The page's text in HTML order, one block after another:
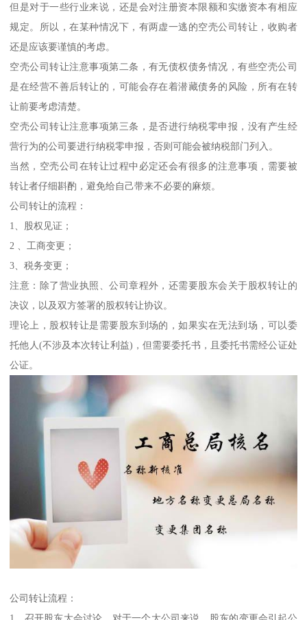
但是对于一些行业来说，还是会对注册资本限额和实缴资本有相应
规定。所以，在某种情况下，有两虚一逃的空壳公司转让，收购者
还是应该要谨慎的考虑。
空壳公司转让注意事项第二条，有无债权债务情况，有些空壳公司
是在经营不善后转让的，可能会存在着潜藏债务的风险，所有在转
让前要考虑清楚。
空壳公司转让注意事项第三条，是否进行纳税零申报，没有产生经
营行为的公司要进行纳税零申报，否则可能会被纳税部门列入。
当然，空壳公司在转让过程中必定还会有很多的注意事项，需要被
转让者仔细斟酌，避免给自己带来不必要的麻烦。
公司转让的流程：
1、股权见证；
2 、工商变更；
3、税务变更；
注意：除了营业执照、公司章程外，还需要股东会关于股权转让的
决议，以及双方签署的股权转让协议。
理论上，股权转让是需要股东到场的，如果实在无法到场，可以委
托他人(不涉及本次转让利益)，但需要委托书，且委托书需经公证处
公证。
公司转让流程：
1、召开股东大会讨论。对于一个大公司来说，股东的变更会引起公